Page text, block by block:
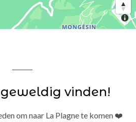
vinden!
om naar La Plagne te komen ❤️